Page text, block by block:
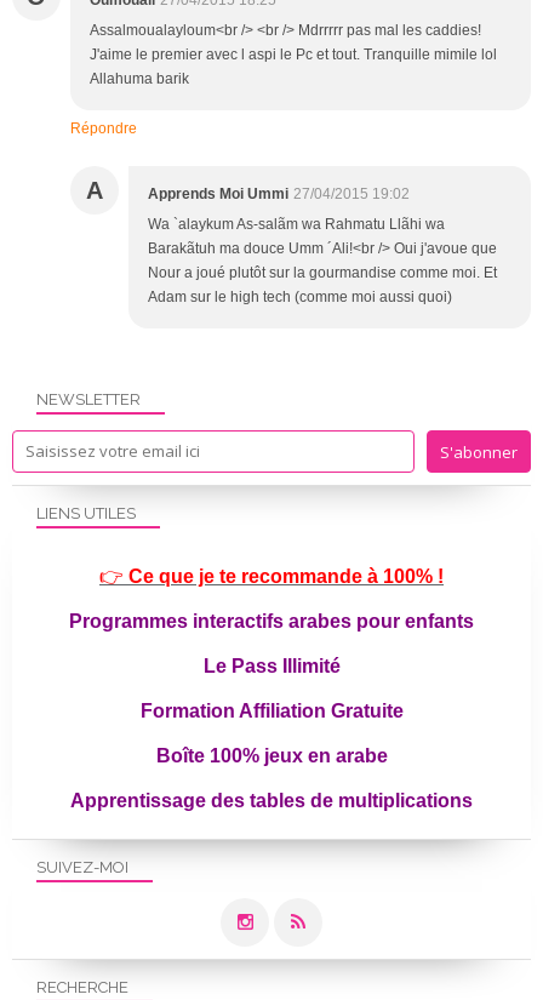
Assalmoualayloum<br /> <br /> Mdrrrrr pas mal les caddies!
J'aime le premier avec l aspi le Pc et tout. Tranquille mimile lol
Allahuma barik
Répondre
A Apprends Moi Ummi 27/04/2015 19:02
Wa `alaykum As-salãm wa Rahmatu Llãhi wa
Barakãtuh ma douce Umm ´Ali!<br /> Oui j'avoue que
Nour a joué plutôt sur la gourmandise comme moi. Et
Adam sur le high tech (comme moi aussi quoi)
NEWSLETTER
SUIVEZ-MOI
RECHERCHE
LIENS UTILES
👉 Ce que je te recommande à 100% !
Programmes interactifs arabes pour enfants
Le Pass Illimité
Formation Affiliation Gratuite
Boîte 100% jeux en arabe
Apprentissage des tables de multiplications